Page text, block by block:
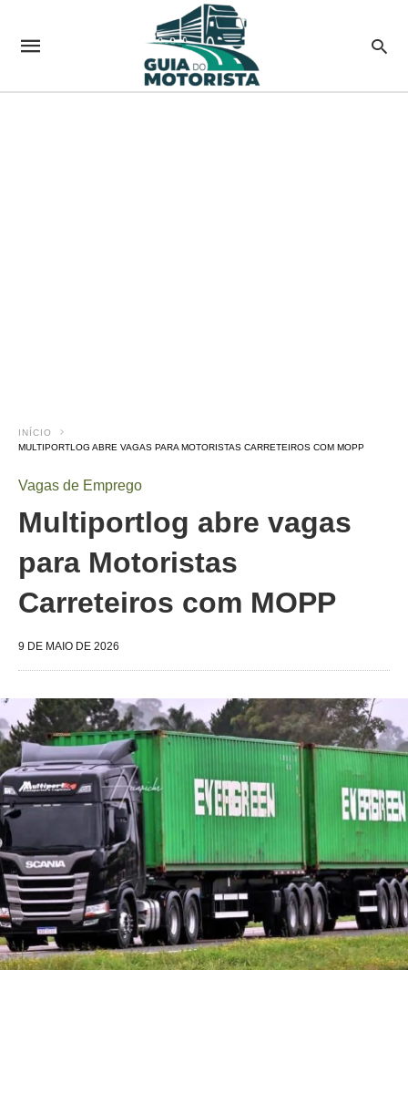
INÍCIO
MULTIPORTLOG ABRE VAGAS PARA MOTORISTAS CARRETEIROS COM MOPP
Vagas de Emprego
Multiportlog abre vagas
para Motoristas
Carreteiros com MOPP
9 DE MAIO DE 2026